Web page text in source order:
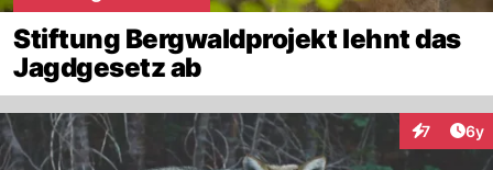
Stiftung Bergwaldprojekt lehnt das
Jagdgesetz ab
7 6y